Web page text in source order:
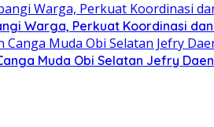
Warga, Perkuat Koordinasi
Muda Obi Selatan Jefry